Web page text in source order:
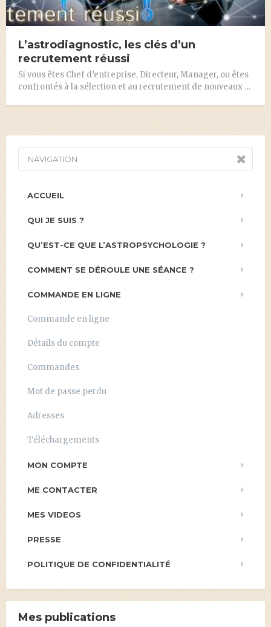
L’astrodiagnostic, les clés d’un
recrutement réussi
Si vous êtes Chef d’entreprise, Directeur, Manager, ou êtes
confrontés à la sélection et au recrutement de nouveaux …
NAVIGATION
ACCUEIL
QUI JE SUIS ?
QU’EST-CE QUE L’ASTROPSYCHOLOGIE ?
COMMENT SE DÉROULE UNE SÉANCE ?
COMMANDE EN LIGNE
Commande en ligne
Détails du compte
Commandes
Mot de passe perdu
Adresses
Téléchargements
MON COMPTE
ME CONTACTER
MES VIDEOS
PRESSE
POLITIQUE DE CONFIDENTIALITÉ
Mes publications